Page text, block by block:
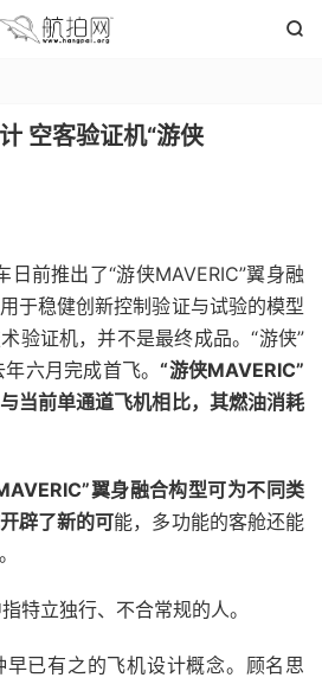

空客验证机“游侠
日前推出了“游侠MAVERIC”翼身融
于稳健创新控制验证与试验的模型
验证机，并不是最终成品。“游侠”
六月完成首飞。“游侠MAVERIC”
当前单通道飞机相比，其燃油消耗
翼身融合构型可为不同类
辟了新的可能，多功能的客舱还能
特立独行、不合常规的人。
已有之的飞机设计概念。顾名思